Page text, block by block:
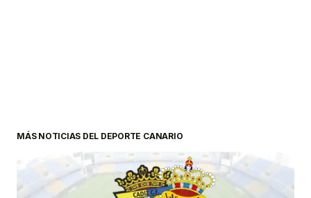
MÁS NOTICIAS DEL DEPORTE CANARIO